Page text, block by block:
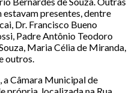
presentes, dentre
Dr. Francisco Bueno
Padre Antônio Teodoro
Maria Célia de Miranda,
outros.
Câmara Municipal de